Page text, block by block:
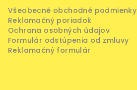
Všeobecné obchodné podmienky
Reklamačný poriadok
Ochrana osobných údajov
Formulár odstúpenia od zmluvy
Reklamačný formulár